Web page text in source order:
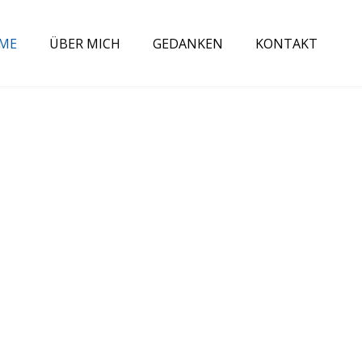
ÜBER MICH GEDANKEN KONTAKT